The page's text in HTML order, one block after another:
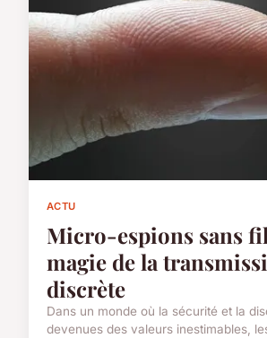
ACTU
Micro-espions sans
magie de la
discrète
Dans un monde où la sécurité et la
devenues des valeurs inestimables,